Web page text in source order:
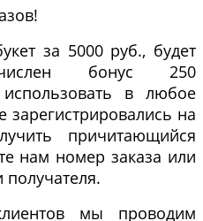
за 5000 руб., будет
бонус 250
в любое
на
причитающийся
нам номер заказа или
получателя.
мы проводим